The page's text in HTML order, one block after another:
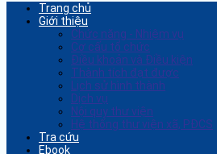
Trang chủ
Giới thiệu
Chức năng - Nhiệm vụ
Cơ cấu tổ chức
Điều khoản và Điều kiện
Thành tích đạt được
Lịch sử hình thành
Dịch vụ
Nội quy thư viện
Hệ thống thư viện xã, PĐCS
Tra cứu
Ebook